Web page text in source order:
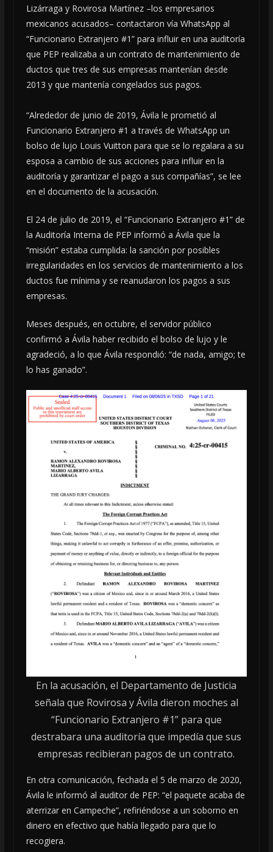
Lizárraga y Rovirosa Martínez –los empresarios
mexicanos acusados– contactaron vía WhatsApp al
“Funcionario Extranjero #1” para influir en una auditoría
que PEP realizaba a un contrato de mantenimiento de
ductos que tres de sus empresas mantenían desde
2013 y que mantenía congelados sus pagos.
“Alrededor de junio de 2019, Ávila le prometió al
Funcionario Extranjero #1 a través de WhatsApp un
bolso de lujo Louis Vuitton para que se lo regalara a su
esposa a cambio de sus acciones para influir en la
auditoría y garantizar el pago a sus compañías”, se lee
en el documento de la acusación.
El 24 de julio de 2019, el “Funcionario Extranjero #1” de
la Auditoría Interna de PEP informó a Ávila que la
“misión” estaba cumplida: la sanción por posibles
irregularidades en los servicios de mantenimiento a los
ductos fue mínima y se reanudaron los pagos a sus
empresas.
Meses después, en octubre, el servidor público
confirmó a Ávila haber recibido el bolso de lujo y le
agradeció, a lo que Ávila respondió: “de nada, amigo; te
lo has ganado”.
En la acusación, el Departamento de Justicia
señala que Rovirosa y Ávila dieron moches al
“Funcionario Extranjero #1” para que
destrabara una auditoría que impedía que sus
empresas recibieran pagos de un contrato.
En otra comunicación, fechada el 5 de marzo de 2020,
Ávila le informó al auditor de PEP: “el paquete acaba de
aterrizar en Campeche”, refiriéndose a un soborno en
dinero en efectivo que había llegado para que lo
recogiera.